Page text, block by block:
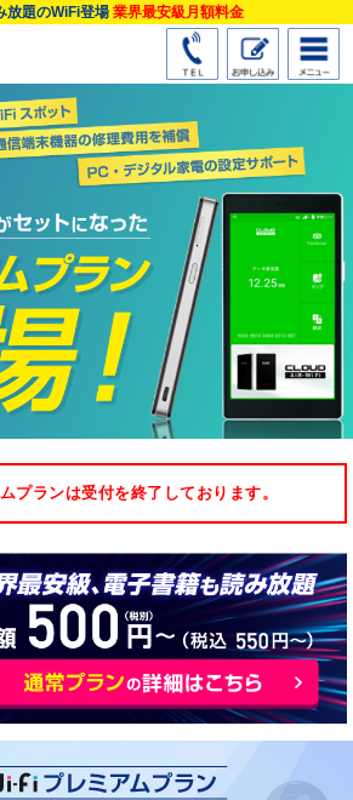
放題のWiFi登場 業界最安級月額料金
プランは受付を終了しております。